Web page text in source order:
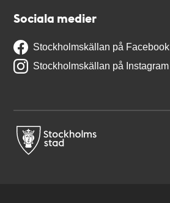
Sociala medier
Stockholmskällan på Facebook
Stockholmskällan på Instagram